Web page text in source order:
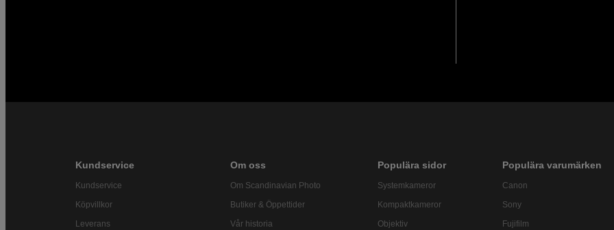
Kundservice
Kundservice
Köpvillkor
Leverans
Om oss
Om Scandinavian Photo
Butiker & Öppettider
Vår historia
Populära sidor
Systemkameror
Kompaktkameror
Objektiv
Populära varumärken
Canon
Sony
Fujifilm